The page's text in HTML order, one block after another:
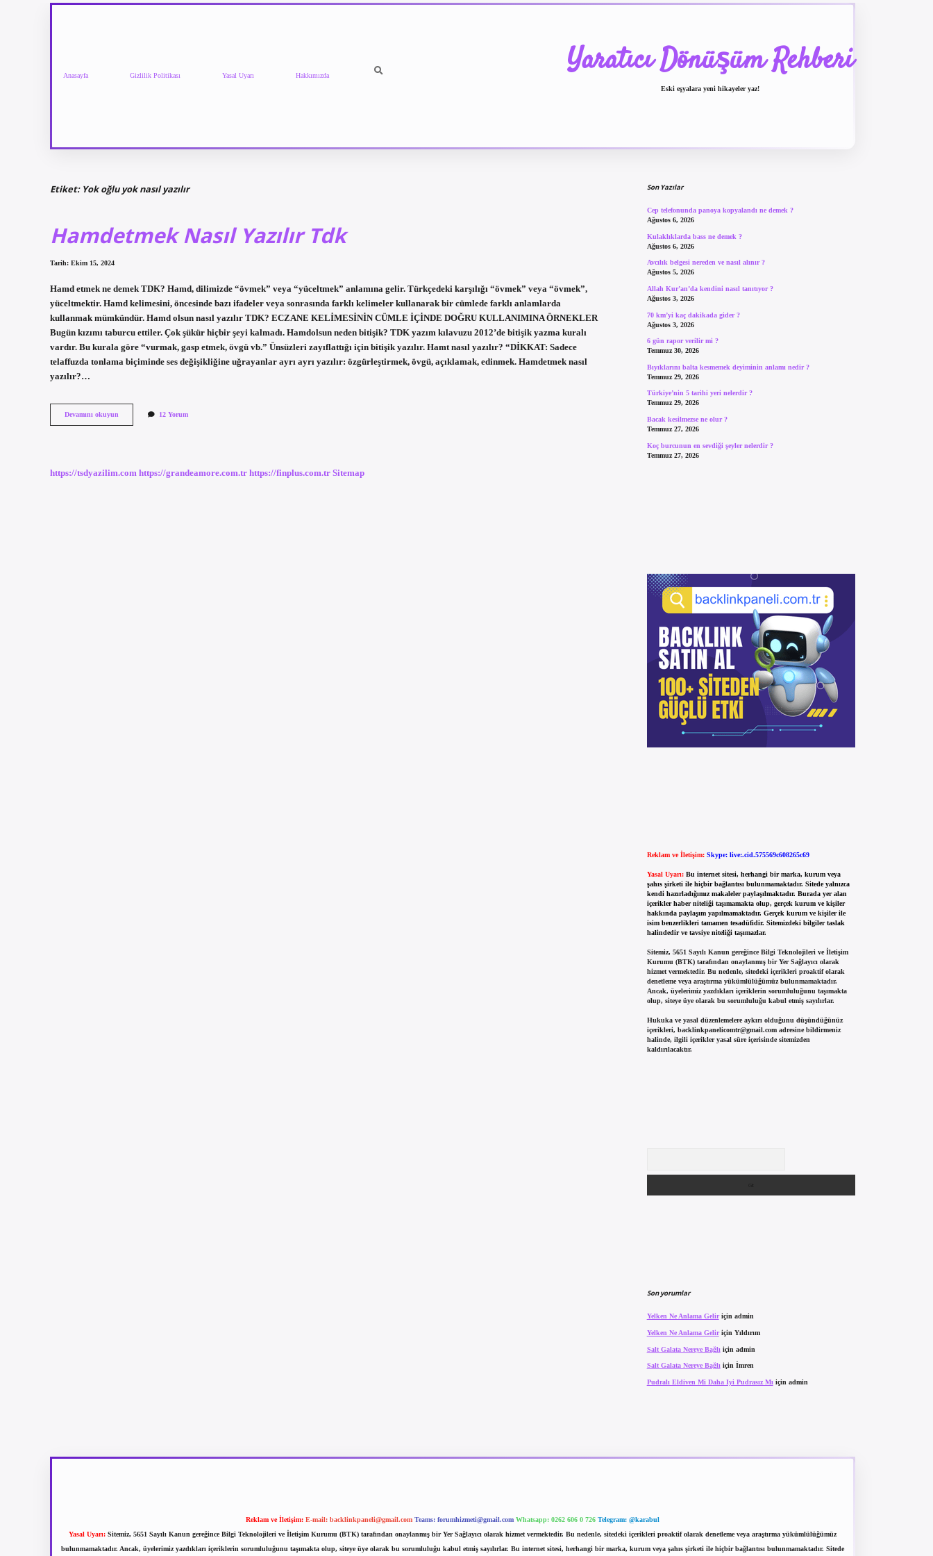
Anasayfa Gizlilik Politikası Yasal Uyarı Hakkımızda Yaratıcı Dönüşüm Rehberi
Eski eşyalara yeni hikayeler yaz!
Etiket: Yok oğlu yok nasıl yazılır
Hamdetmek Nasıl Yazılır Tdk
Tarih: Ekim 15, 2024
Hamd etmek ne demek TDK? Hamd, dilimizde “övmek” veya “yüceltmek” anlamına gelir. Türkçedeki karşılığı “övmek” veya “övmek”,
yüceltmektir. Hamd kelimesini, öncesinde bazı ifadeler veya sonrasında farklı kelimeler kullanarak bir cümlede farklı anlamlarda
kullanmak mümkündür. Hamd olsun nasıl yazılır TDK? ECZANE KELİMESİNİN CÜMLE İÇİNDE DOĞRU KULLANIMINA ÖRNEKLER
Bugün kızımı taburcu ettiler. Çok şükür hiçbir şeyi kalmadı. Hamdolsun neden bitişik? TDK yazım kılavuzu 2012’de bitişik yazma kuralı
vardır. Bu kurala göre “vurmak, gasp etmek, övgü vb.” Ünsüzleri zayıflattığı için bitişik yazılır. Hamt nasıl yazılır? “DİKKAT: Sadece
telaffuzda tonlama biçiminde ses değişikliğine uğrayanlar ayrı ayrı yazılır: özgürleştirmek, övgü, açıklamak, edinmek. Hamdetmek nasıl
yazılır?…
Devamını okuyun Hamdetmek
Nasıl
12 Yorum
https://tsdyazilim.com https://grandeamore.com.tr https://finplus.com.tr Sitemap
Son Yazılar
Cep telefonunda panoya kopyalandı ne demek ?
Ağustos 6, 2026
Kulaklıklarda bass ne demek ?
Ağustos 6, 2026
Avcılık belgesi nereden ve nasıl alınır ?
Ağustos 5, 2026
Allah Kur’an’da kendini nasıl tanıtıyor ?
Ağustos 3, 2026
70 km’yi kaç dakikada gider ?
Ağustos 3, 2026
6 gün rapor verilir mi ?
Temmuz 30, 2026
Bıyıklarını balta kesmemek deyiminin anlamı nedir ?
Temmuz 29, 2026
Türkiye’nin 5 tarihi yeri nelerdir ?
Temmuz 29, 2026
Bacak kesilmezse ne olur ?
Temmuz 27, 2026
Koç burcunun en sevdiği şeyler nelerdir ?
Temmuz 27, 2026
Reklam ve İletişim: Skype: live:.cid.575569c608265c69
Yasal Uyarı: Bu internet sitesi, herhangi bir marka, kurum veya
şahıs şirketi ile hiçbir bağlantısı bulunmamaktadır. Sitede yalnızca
kendi hazırladığımız makaleler paylaşılmaktadır. Burada yer alan
içerikler haber niteliği taşımamakta olup, gerçek kurum ve kişiler
hakkında paylaşım yapılmamaktadır. Gerçek kurum ve kişiler ile
isim benzerlikleri tamamen tesadüfidir. Sitemizdeki bilgiler taslak
halindedir ve tavsiye niteliği taşımazlar.
Sitemiz, 5651 Sayılı Kanun gereğince Bilgi Teknolojileri ve İletişim
Kurumu (BTK) tarafından onaylanmış bir Yer Sağlayıcı olarak
hizmet vermektedir. Bu nedenle, sitedeki içerikleri proaktif olarak
denetleme veya araştırma yükümlülüğümüz bulunmamaktadır.
Ancak, üyelerimiz yazdıkları içeriklerin sorumluluğunu taşımakta
olup, siteye üye olarak bu sorumluluğu kabul etmiş sayılırlar.
Hukuka ve yasal düzenlemelere aykırı olduğunu düşündüğünüz
içerikleri, backlinkpanelicomtr@gmail.comadresine bildirmeniz
halinde, ilgili içerikler yasal süre içerisinde sitemizden
kaldırılacaktır.
Son yorumlar
Yelken Ne Anlama Geliriçin admin
Yelken Ne Anlama Geliriçin Yıldırım
Salt Galata Nereye Bağlı için admin
Salt Galata Nereye Bağlı için İmren
Pudralı Eldiven Mi Daha Iyi Pudrasız Mı için admin
Reklam ve İletişim: E-mail: backlinkpaneli@gmail.com Teams: forumhizmeti@gmail.com Whatsapp: 0262 606 0 726 Telegram: @karabul
Yasal Uyarı: Sitemiz, 5651 Sayılı Kanun gereğince Bilgi Teknolojileri ve İletişim Kurumu (BTK) tarafından onaylanmış bir Yer Sağlayıcı olarak hizmet vermektedir. Bu nedenle, sitedeki içerikleri proaktif olarak denetleme veya araştırma yükümlülüğümüz
bulunmamaktadır. Ancak, üyelerimiz yazdıkları içeriklerin sorumluluğunu taşımakta olup, siteye üye olarak bu sorumluluğu kabul etmiş sayılırlar. Bu internet sitesi, herhangi bir marka, kurum veya şahıs şirketi ile hiçbir bağlantısı bulunmamaktadır. Sitede